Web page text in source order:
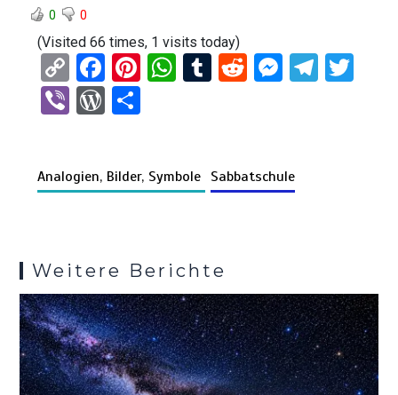
0 0
(Visited 66 times, 1 visits today)
C
o
py
n
F
a
ce
o
Pi
t
W
A
T
r
R
t
M
g
T
Vi W
Pr n
Analogien, Bilder, Symbole Sabbatschule
Weitere Berichte